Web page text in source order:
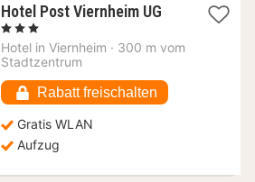
Hotel Post Viernheim UG1
ab
, 3 Sterne
Hotel in Viernheim · 300 m vom
Stadtzentrum
Rabatt freischalten
Gratis WLAN
Aufzug